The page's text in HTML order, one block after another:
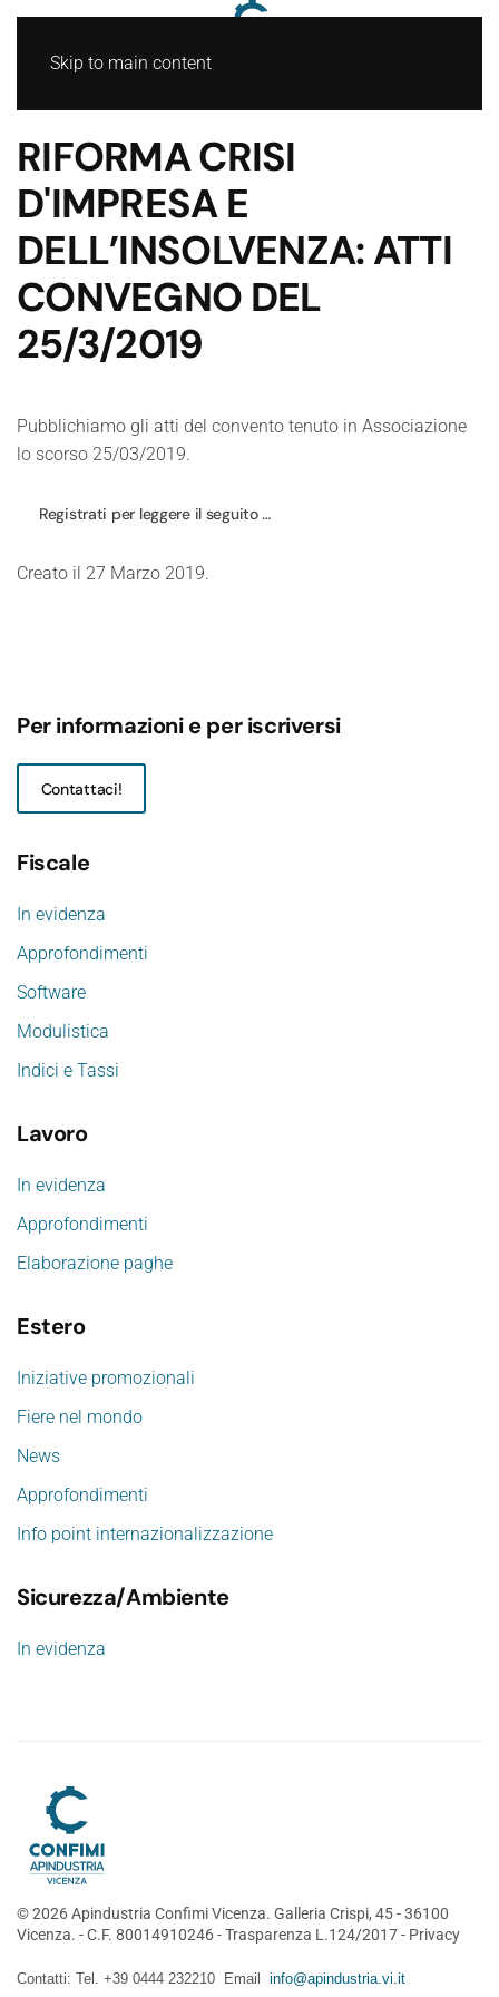
Skip to main content
RIFORMA CRISI
D'IMPRESA E
DELL’INSOLVENZA: ATTI
CONVEGNO DEL
25/3/2019
Pubblichiamo gli atti del convento tenuto in Associazione
lo scorso 25/03/2019.
Registrati per leggere il seguito …
Creato il 27 Marzo 2019.
Per informazioni e per iscriversi
Contattaci!
Fiscale
In evidenza
Approfondimenti
Software
Modulistica
Indici e Tassi
Lavoro
In evidenza
Approfondimenti
Elaborazione paghe
Estero
Iniziative promozionali
Fiere nel mondo
News
Approfondimenti
Info point internazionalizzazione
Sicurezza/Ambiente
In evidenza
©2026Apindustria Confimi Vicenza. Galleria Crispi, 45 - 36100
Vicenza. - C.F. 80014910246 -Trasparenza L.124/2017- Privacy
Contatti: Tel. +39 0444 232210 Email info@apindustria.vi.it